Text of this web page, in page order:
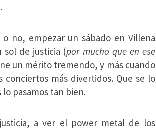
no, empezar un sábado en Villena
sol de justicia (por mucho que en ese
un mérito tremendo, y más cuando
más divertidos. Que se lo
pasamos tan bien.
a ver el power metal de los